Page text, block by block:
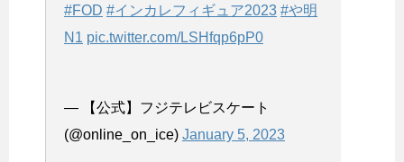
#FOD #インカレフィギュア2023 #や明
N1 pic.twitter.com/LSHfqp6pP0
— 【公式】フジテレビスケート
(@online_on_ice) January 5, 2023